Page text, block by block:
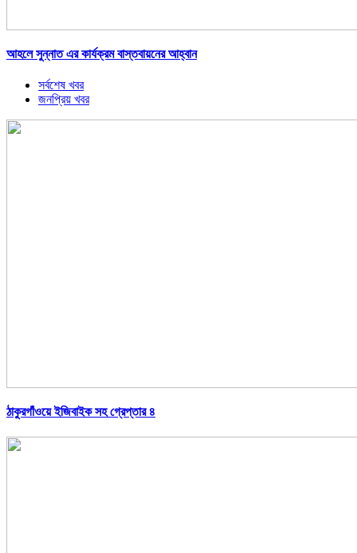
আহলে সুন্নাত এর কার্যক্রম বাস্তবায়নের আহ্বান
সর্বশেষ খবর
জনপ্রিয় খবর
ঠাকুরগাঁওয়ে ইজিবাইক সহ গ্রেপ্তার ৪